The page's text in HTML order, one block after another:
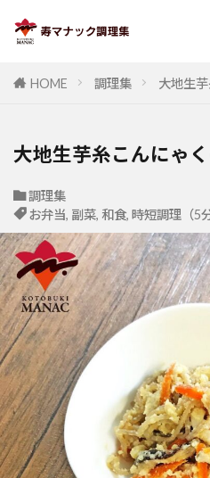
HOME 調理集 大地生
大地生芋糸こんにゃ
調理集
お弁当, 副菜, 和食, 時短調理（5